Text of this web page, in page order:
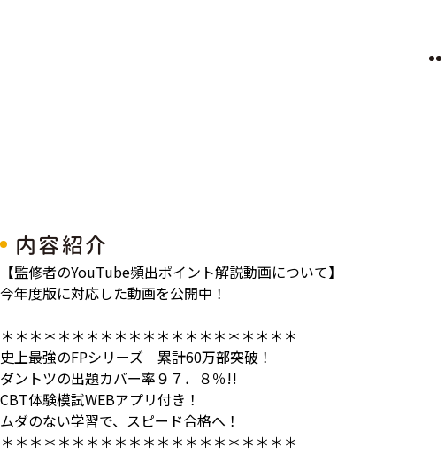
内容紹介
【監修者のYouTube頻出ポイント解説動画について】
今年度版に対応した動画を公開中！
＊＊＊＊＊＊＊＊＊＊＊＊＊＊＊＊＊＊＊＊＊
史上最強のFPシリーズ 累計60万部突破！
ダントツの出題カバー率９７．８％!!
CBT体験模試WEBアプリ付き！
ムダのない学習で、スピード合格へ！
＊＊＊＊＊＊＊＊＊＊＊＊＊＊＊＊＊＊＊＊＊